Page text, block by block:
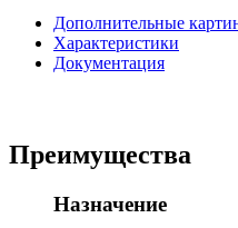
Дополнительные
Характеристики
Документация
Преимущества
Назначение